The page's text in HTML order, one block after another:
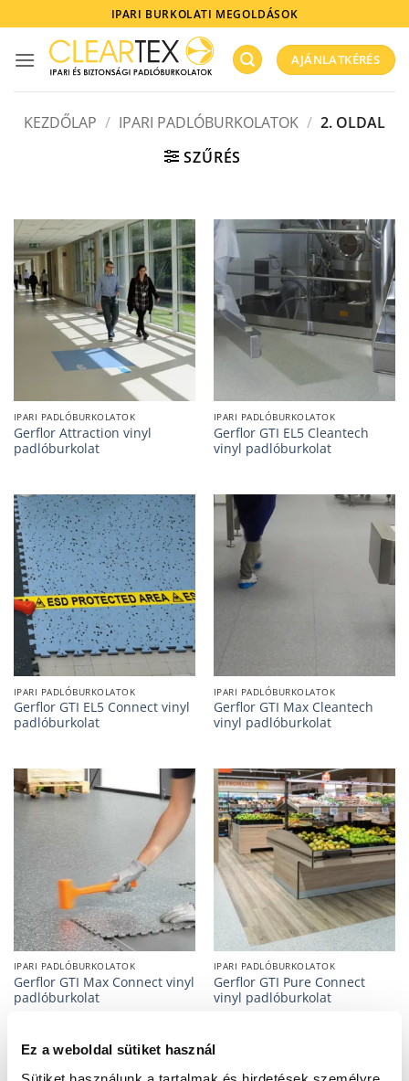
Ez a weboldal sütiket használ
Sütiket használunk a tartalmak és hirdetések személyre
to
content
IPARI BURKOLATI MEGOLDÁSOK
AJÁNLATKÉRÉS
KEZDŐLAP / IPARI PADLÓBURKOLATOK / 2. OLDAL
SZŰRÉS
IPARI PADLÓBURKOLATOK
Gerflor Attraction vinyl
padlóburkolat
IPARI PADLÓBURKOLATOK
Gerflor GTI EL5 Cleantech
vinyl padlóburkolat
IPARI PADLÓBURKOLATOK
Gerflor GTI EL5 Connect vinyl
padlóburkolat
IPARI PADLÓBURKOLATOK
Gerflor GTI Max Cleantech
vinyl padlóburkolat
IPARI PADLÓBURKOLATOK
Gerflor GTI Max Connect vinyl
padlóburkolat
IPARI PADLÓBURKOLATOK
Gerflor GTI Pure Connect
vinyl padlóburkolat